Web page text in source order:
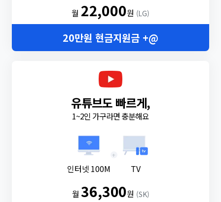
월 22,000원 (LG)
20만원 현금지원금 +@
유튜브도 빠르게,
1~2인 가구라면 충분해요
인터넷 100M
+
TV
월36,300원 (SK)